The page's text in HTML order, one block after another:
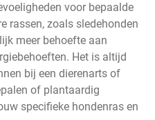
voor bepaalde
rassen, zoals sledehonden
meer behoefte aan
Het is altijd
bij een dierenarts of
of plantaardig
specifieke hondenras en